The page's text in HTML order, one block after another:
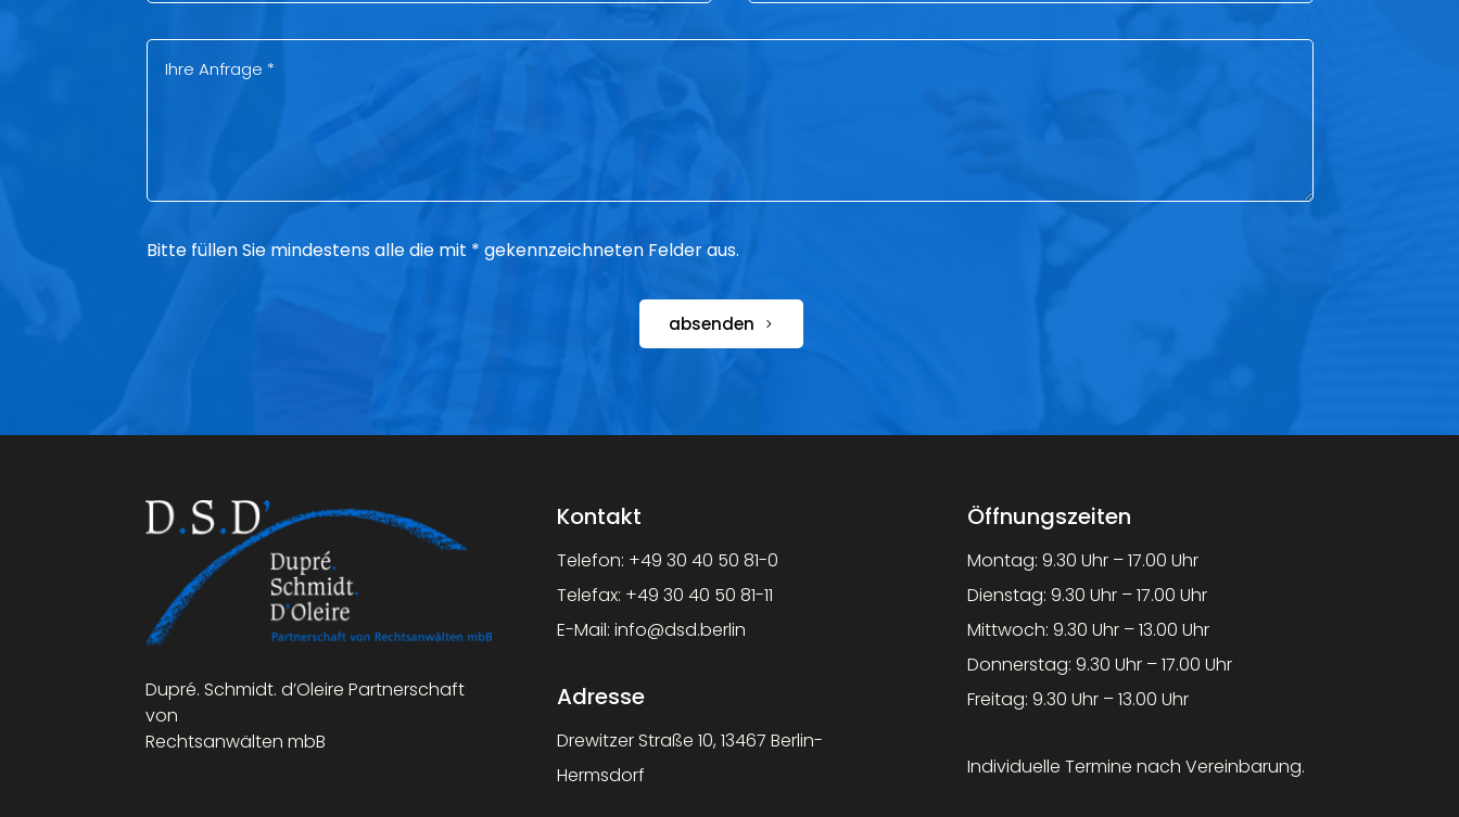
Bitte füllen Sie mindestens alle die mit * gekennzeichneten Felder aus.
absenden
Dupré. Schmidt. d’Oleire Partnerschaft
von
Rechtsanwälten mbB
Kontakt
Telefon: +49 30 40 50 81-0
Telefax: +49 30 40 50 81-11
E-Mail: info@dsd.berlin
Adresse
Drewitzer Straße 10, 13467 Berlin-
Hermsdorf
Öffnungszeiten
Montag: 9.30 Uhr – 17.00 Uhr
Dienstag: 9.30 Uhr – 17.00 Uhr
Mittwoch: 9.30 Uhr – 13.00 Uhr
Donnerstag: 9.30 Uhr – 17.00 Uhr
Freitag: 9.30 Uhr – 13.00 Uhr
Individuelle Termine nach Vereinbarung.